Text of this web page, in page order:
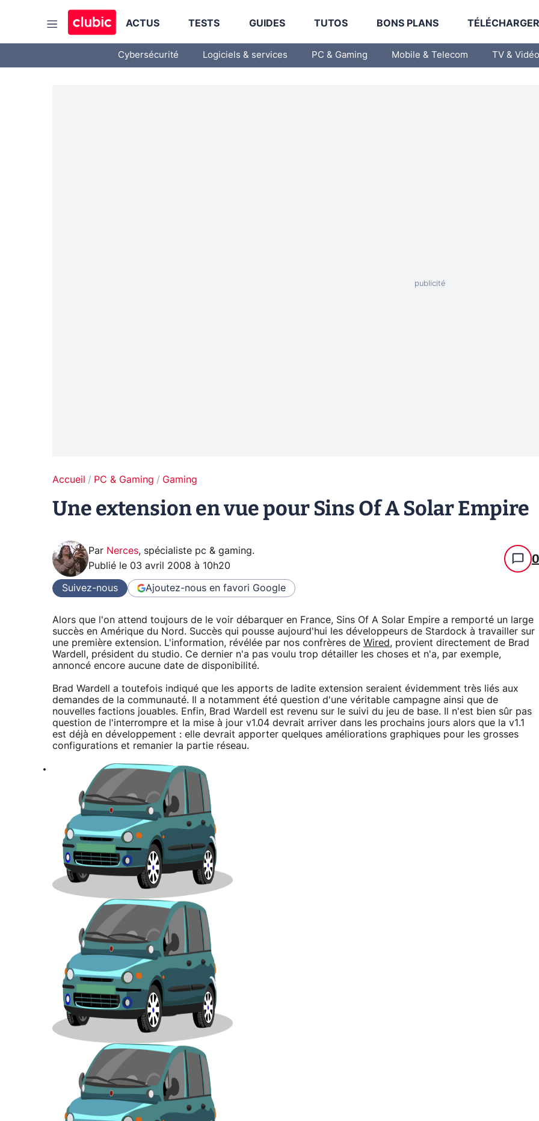
ACTUS TESTS GUIDES TUTOS BONS PLANS
Cybersécurité Logiciels & services PC & Gaming Mobile & Telecom TV & Vidéo
Accueil PC & Gaming Gaming
Une extension en vue pour Sins Of A Solar Empire
Par Nerces, spécialiste pc & gaming.
Publié le 03 avril 2008 à 10h20 0
Suivez-nous Ajoutez-nous en favori Google
Alors que l'on attend toujours de le voir débarquer en France, Sins Of A Solar Empire a remporté un large
succès en Amérique du Nord. Succès qui pousse aujourd'hui les développeurs de Stardock à travailler sur
une première extension. L'information, révélée par nos confrères de Wired, provient directement de Brad
Wardell, président du studio. Ce dernier n'a pas voulu trop détailler les choses et n'a, par exemple,
annoncé encore aucune date de disponibilité.
Brad Wardell a toutefois indiqué que les apports de ladite extension seraient évidemment très liés aux
demandes de la communauté. Il a notamment été question d'une véritable campagne ainsi que de
nouvelles factions jouables. Enfin, Brad Wardell est revenu sur le suivi du jeu de base. Il n'est bien sûr pas
question de l'interrompre et la mise à jour v1.04 devrait arriver dans les prochains jours alors que la v1.1
est déjà en développement : elle devrait apporter quelques améliorations graphiques pour les grosses
configurations et remanier la partie réseau.